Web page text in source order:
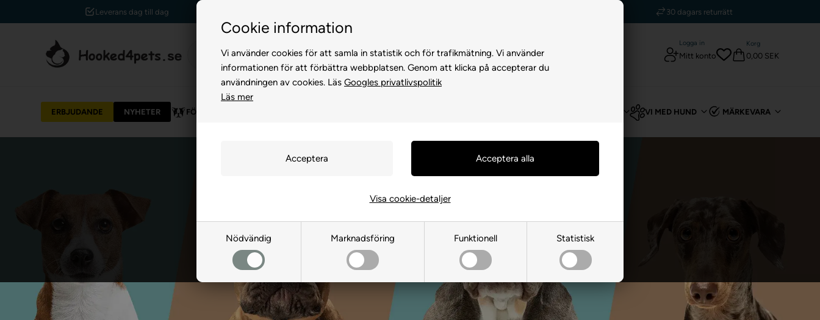
Cookie information
Vi använder cookies för att samla in statistik och för trafikmätning. Vi använder
informationen för att förbättra webbplatsen. Genom att klicka på accepterar du
användningen av cookies. Läs Googles privatlivspolitik
Läs mer
Nödvändig Marknadsföring Funktionell Statistisk
Visa cookie-detaljer
Leverans dag till dag 30 dagars returrätt
Logga in
Mitt konto
Korg
0,00 SEK
ERBJUDANDE NYHETER FÖR HUND VI MED HUND MÄRKEVARA
All For Paws
Framsida All For Paws